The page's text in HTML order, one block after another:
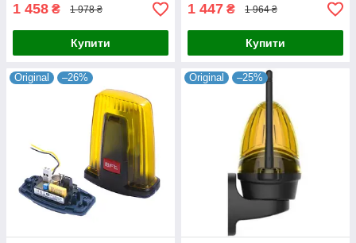
1 458 ₴ 1 978 ₴
Купити
1 447 ₴ 1 964 ₴
Купити
Original –26% Original –25%